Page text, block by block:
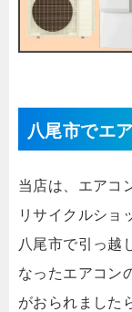
八尾市でエ
当店は、エアコ
リサイクルショ
八尾市で引っ越
なったエアコン
がおられました